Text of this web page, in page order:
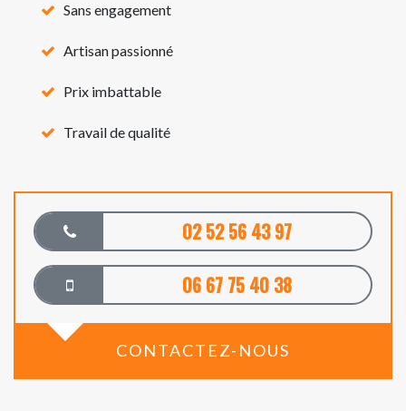
Sans engagement
Artisan passionné
Prix imbattable
Travail de qualité
02 52 56 43 97
06 67 75 40 38
CONTACTEZ-NOUS